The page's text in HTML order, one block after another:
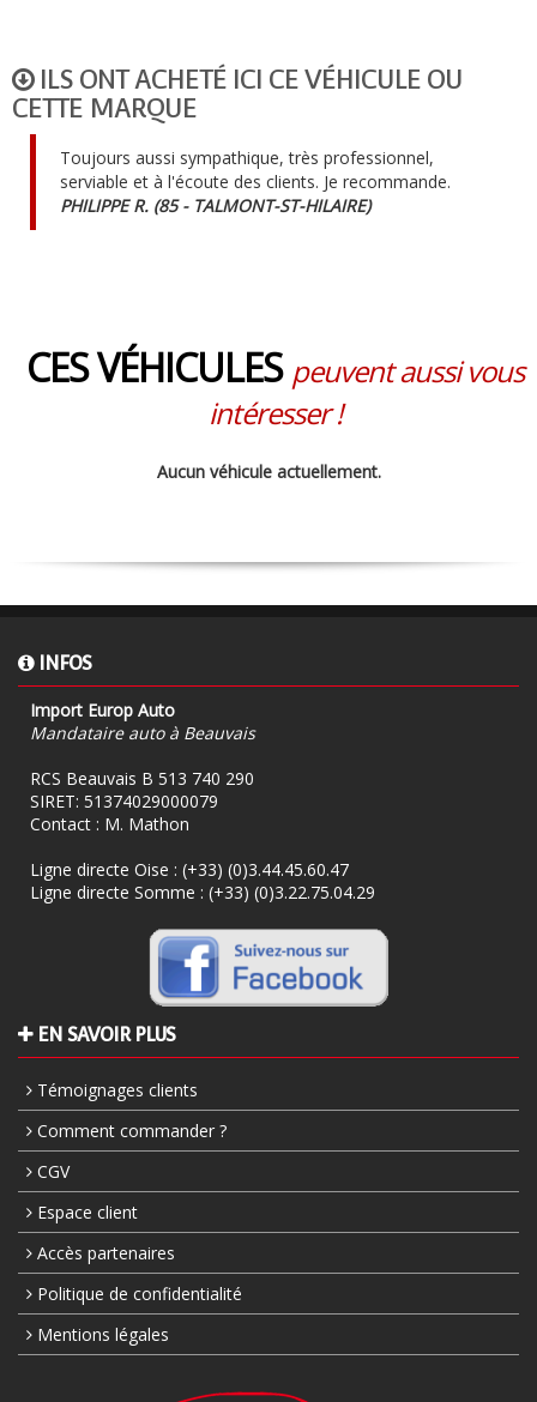
ILS ONT ACHETÉ ICI CE VÉHICULE OU
CETTE MARQUE
Toujours aussi sympathique, très professionnel,
serviable et à l'écoute des clients. Je recommande.
PHILIPPE R. (85 - TALMONT-ST-HILAIRE)
CES VÉHICULES peuvent aussi vous
intéresser !
Aucun véhicule actuellement.
INFOS
Import Europ Auto
Mandataire auto à Beauvais
RCS Beauvais B 513 740 290
SIRET: 51374029000079
Contact : M. Mathon
Ligne directe Oise : (+33) (0)3.44.45.60.47
Ligne directe Somme : (+33) (0)3.22.75.04.29
EN SAVOIR PLUS
Témoignages clients
Comment commander ?
CGV
Espace client
Accès partenaires
Politique de confidentialité
Mentions légales